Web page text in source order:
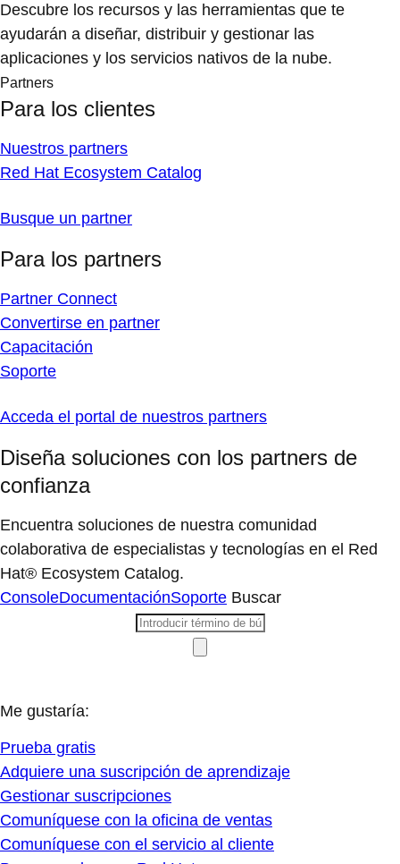
Descubre los recursos y las herramientas que te
ayudarán a diseñar, distribuir y gestionar las
aplicaciones y los servicios nativos de la nube.
Partners
Para los clientes
Nuestros partners
Red Hat Ecosystem Catalog
Busque un partner
Para los partners
Partner Connect
Convertirse en partner
Capacitación
Soporte
Acceda el portal de nuestros partners
Diseña soluciones con los partners de
confianza
Encuentra soluciones de nuestra comunidad
colaborativa de especialistas y tecnologías en el Red
Hat® Ecosystem Catalog.
ConsoleDocumentaciónSoporte Buscar
Me gustaría:
Prueba gratis
Adquiere una suscripción de aprendizaje
Gestionar suscripciones
Comuníquese con la oficina de ventas
Comuníquese con el servicio al cliente